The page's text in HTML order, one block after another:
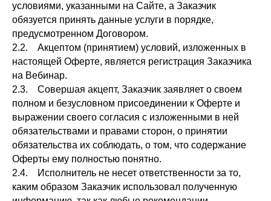
условиями, указанными на Сайте, а Заказчик
обязуется принять данные услуги в порядке,
предусмотренном Договором.
2.2. Акцептом (принятием) условий, изложенных в
настоящей Оферте, является регистрация Заказчика
на Вебинар.
2.3. Совершая акцепт, Заказчик заявляет о своем
полном и безусловном присоединении к Оферте и
выражении своего согласия с изложенными в ней
обязательствами и правами сторон, о принятии
обязательства их соблюдать, о том, что содержание
Оферты ему полностью понятно.
2.4. Исполнитель не несет ответственности за то,
каким образом Заказчик использовал полученную